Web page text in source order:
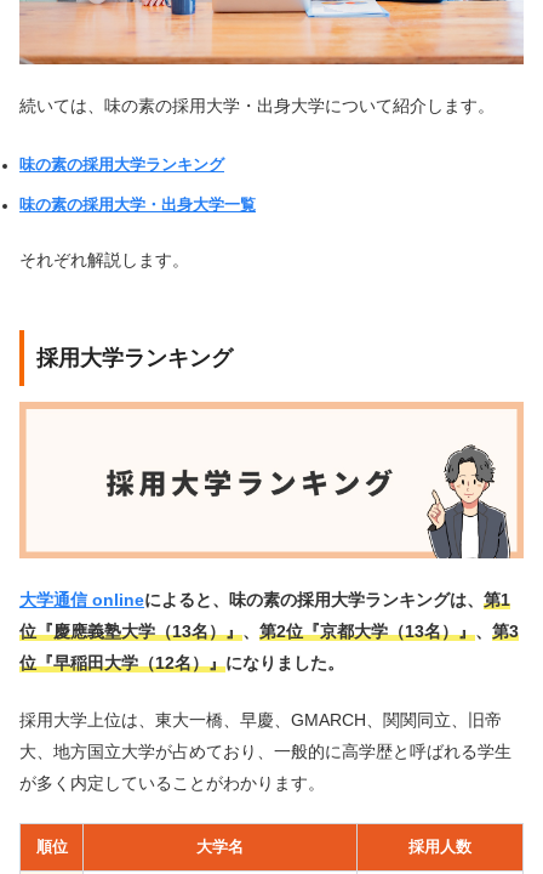
続いては、味の素の採用大学・出身大学について紹介します。
味の素の採用大学ランキング
味の素の採用大学・出身大学一覧
それぞれ解説します。
採用大学ランキング
大学通信 onlineによると、味の素の採用大学ランキングは、 第1
位『慶應義塾大学（13名）』、 第2位『京都大学（13名）』、 第3
位『早稲田大学（12名）』になりました。
採用大学上位は、東大一橋、早慶、GMARCH、関関同立、旧帝
大、地方国立大学が占めており、一般的に高学歴と呼ばれる学生
が多く内定していることがわかります。
順位 大学名 採用人数